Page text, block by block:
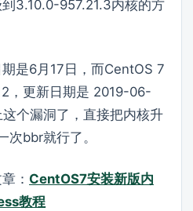
3.10.0-957.21.3内核的方
是6月17日，而CentOS 7
，更新日期是 2019-06-
个漏洞了，直接把内核升
次bbr就行了。
： CentOS7安装新版内
教程